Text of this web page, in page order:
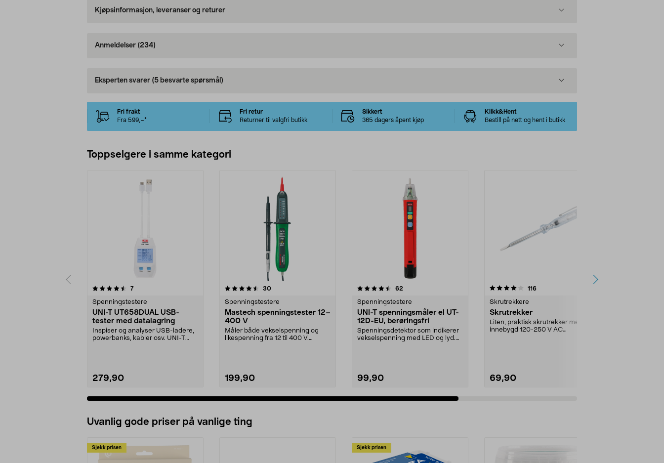
Kjøpsinformasjon, leveranser og returer
Anmeldelser (234)
Eksperten svarer (5 besvarte spørsmål)
Fri frakt
Fra 599,–*
Fri retur
Returner til valgfri butikk
Sikkert
365 dagers åpent kjøp
Klikk&Hent
Bestill på nett og hent i butikk
Toppselgere i samme kategori
7anmeldelser
Spenningstestere
UNI-T UT658DUAL USB-
tester med datalagring
Inspiser og analyser USB-ladere,
powerbanks, kabler osv. UNI-T
279,90
4.5 av 5 stjerner 30anmeldelser
Spenningstestere
Mastech spenningstester 12–
400 V
Måler både vekselspenning og
likespenning fra 12 til 400 V.
199,90
4.5 av 5 stjerner 62
Spenningstestere
UNI-T spenningsmåler el UT-
12D-EU, berøringsfri
Spenningsdetektor som indikerer
vekselspenning med LED og lyd.
99,90
4.0 av 5 stjerner 116anmeldelser
Skrutrekkere
Skrutrekker
Liten, praktisk skrutrekker med
innebygd 120-250 V AC
69,90
4.5 av 5 stjerner
Uvanlig gode priser på vanlige ting
Sjekk prisen Sjekk prisen